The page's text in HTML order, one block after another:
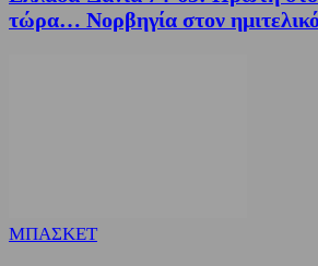
τώρα… Νορβηγία στον
ΜΠΑΣΚΕΤ